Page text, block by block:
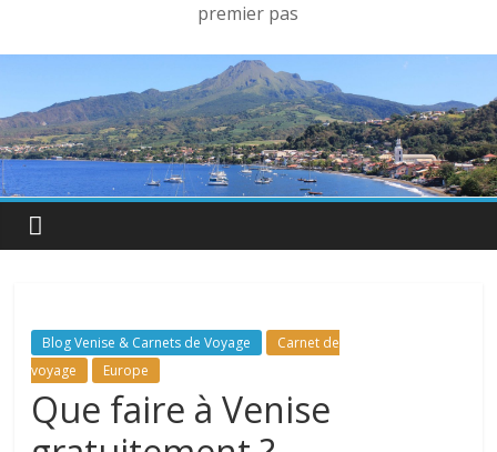
premier pas
Blog Venise & Carnets de Voyage
Carnet de
voyage
Europe
Que faire à Venise